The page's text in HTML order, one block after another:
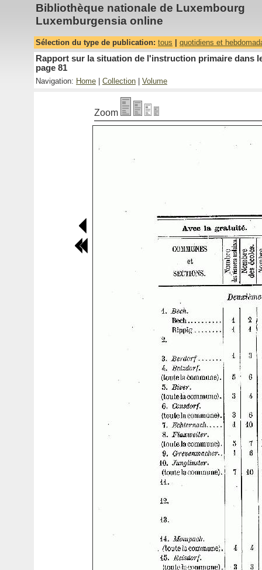
Bibliothèque nationale de Luxembourg
Luxemburgensia online
Sélection du type de publication: tous quotidiens et
Rapport sur la situation de l'instruction primaire dans
page 81
Navigation: Home Collection Volume
Zoom